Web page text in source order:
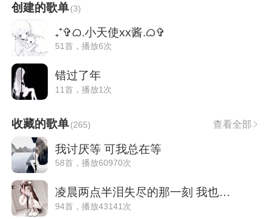
创建的歌单(3)
₊⁺✞ᜊ.小天使xx酱.ᜊ✞
51首，播放6次
错过了年
11首，播放1次
收藏的歌单(265) 查看全部
我讨厌等 可我总在等
58首，播放60970次
凌晨两点半泪失尽的那一刻 我也无能为力
94首，播放43141次